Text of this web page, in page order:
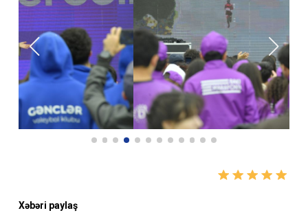
Xəbəri paylaş